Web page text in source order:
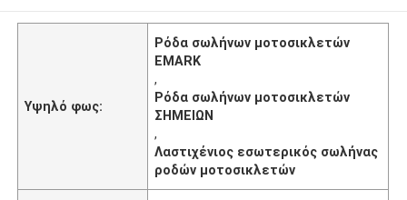
Υψηλό φως:
Ρόδα σωλήνων μοτοσικλετών
EMARK
,
Ρόδα σωλήνων μοτοσικλετών
ΣΗΜΕΙΩΝ
,
Λαστιχένιος εσωτερικός σωλήνας
ροδών μοτοσικλετών